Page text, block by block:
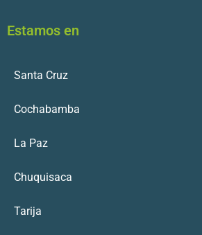
Estamos en
Santa Cruz
Cochabamba
La Paz
Chuquisaca
Tarija